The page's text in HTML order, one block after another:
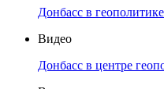
Донбасс в
Видео
Донбасс в центре